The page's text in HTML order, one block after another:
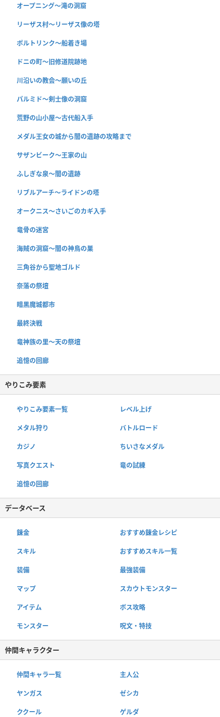
オープニング〜滝の洞窟
リーザス村〜リーザス像の塔
ポルトリンク〜船着き場
ドニの町〜旧修道院跡地
川沿いの教会〜願いの丘
パルミド〜剣士像の洞窟
荒野の山小屋〜古代船入手
メダル王女の城から闇の遺跡の攻略まで
サザンビーク〜王家の山
ふしぎな泉〜闇の遺跡
リブルアーチ〜ライドンの塔
オークニス〜さいごのカギ入手
竜骨の迷宮
海賊の洞窟〜闇の神鳥の巣
三角谷から聖地ゴルド
奈落の祭壇
暗黒魔城都市
最終決戦
竜神族の里〜天の祭壇
追憶の回廊
やりこみ要素
やりこみ要素一覧 レベル上げ
メタル狩り バトルロード
カジノ ちいさなメダル
写真クエスト 竜の試練
追憶の回廊
データベース
錬金 おすすめ錬金レシピ
スキル おすすめスキル一覧
装備 最強装備
マップ スカウトモンスター
アイテム ボス攻略
モンスター 呪文・特技
仲間キャラクター
仲間キャラ一覧 主人公
ヤンガス ゼシカ
ククール ゲルダ